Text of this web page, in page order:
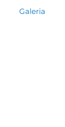
Galeria